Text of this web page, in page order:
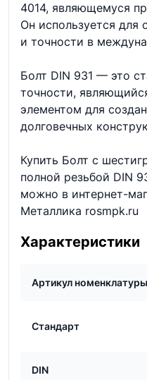
4014, являющемуся
Он используется для
и точности в
Болт DIN 931 — это
точности,
элементом для
долговечных
Купить Болт с
полной резьбой DIN
можно в интернет-
Металлика rosmpk.ru
Характеристики
Артикул номенклатуры
Стандарт
DIN